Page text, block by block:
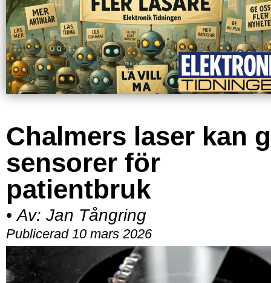
Chalmers laser kan
sensorer för
patientbruk
• Av: Jan Tångring
Publicerad 10 mars 2026